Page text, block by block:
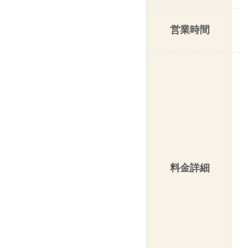
営業時間
料金詳細